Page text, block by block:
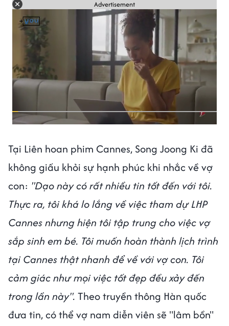
Advertisement
Tại Liên hoan phim Cannes, Song Joong Ki đã
không giấu khỏi sự hạnh phúc khi nhắc về vợ
con: "Dạo này có rất nhiều tin tốt đến với tôi.
Thực ra, tôi khá lo lắng về việc tham dự LHP
Cannes nhưng hiện tôi tập trung cho việc vợ
sắp sinh em bé. Tôi muốn hoàn thành lịch trình
tại Cannes thật nhanh để về với vợ con. Tôi
cảm giác như mọi việc tốt đẹp đều xảy đến
trong lần này". Theo truyền thông Hàn quốc
đưa tin, có thể vợ nam diễn viên sẽ "lâm bồn"